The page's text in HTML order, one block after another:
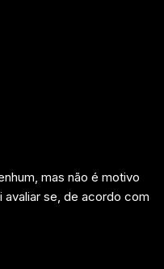
mas não é motivo
se, de acordo com